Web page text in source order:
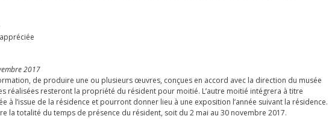
2017
de produire une ou plusieurs œuvres, conçues en accord avec la direction du musée
réalisées resteront la propriété du résident pour moitié. L’autre moitié intégrera à titre
à l’issue de la résidence et pourront donner lieu à une exposition l’année suivant la résidence.
la totalité du temps de présence du résident, soit du 2 mai au 30 novembre 2017.